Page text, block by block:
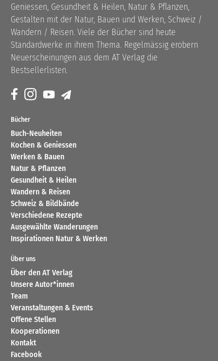
Geniessen, Gesundheit & Heilen, Natur & Pflanzen,
Gestalten mit der Natur, Bauen und Werken, Schweiz /
Wandern / Reisen. Viele der Bücher sind heute
Standardwerke in ihrem Thema. Regelmässig erobern
Neuerscheinungen aus dem AT Verlag die
Bestsellerlisten.
Bücher
Buch-Neuheiten
Kochen & Geniessen
Werken & Bauen
Natur & Pflanzen
Gesundheit & Heilen
Wandern & Reisen
Schweiz & Bildbände
Verschiedene Rezepte
Ausgewählte Wanderungen
Inspirationen Natur & Werken
Über uns
Über den AT Verlag
Unsere Autor*innen
Team
Veranstaltungen & Events
Offene Stellen
Kooperationen
Kontakt
Facebook